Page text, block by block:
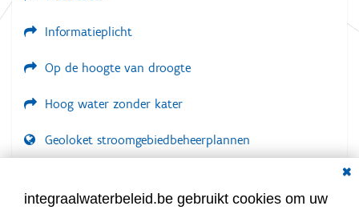
Informatieplicht
Op de hoogte van droogte
Hoog water zonder kater
Geoloket stroomgebiedbeheerplannen
LOGIN VEREIST
integraalwaterbeleid.be gebruikt cookies om uw